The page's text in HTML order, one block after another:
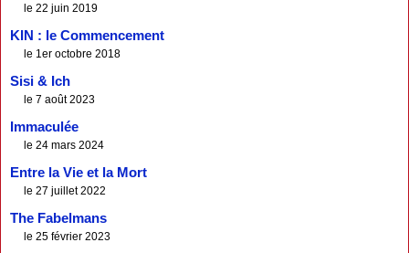
le 22 juin 2019
KIN : le Commencement
le 1er octobre 2018
Sisi & Ich
le 7 août 2023
Immaculée
le 24 mars 2024
Entre la Vie et la Mort
le 27 juillet 2022
The Fabelmans
le 25 février 2023